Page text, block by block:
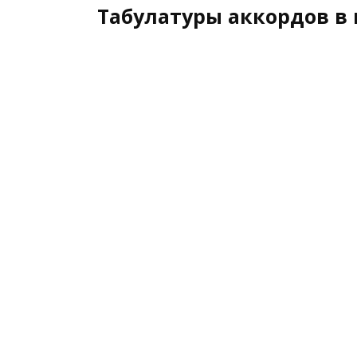
Табулатуры аккордов в